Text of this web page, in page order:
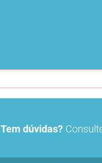
Tem dúvidas?